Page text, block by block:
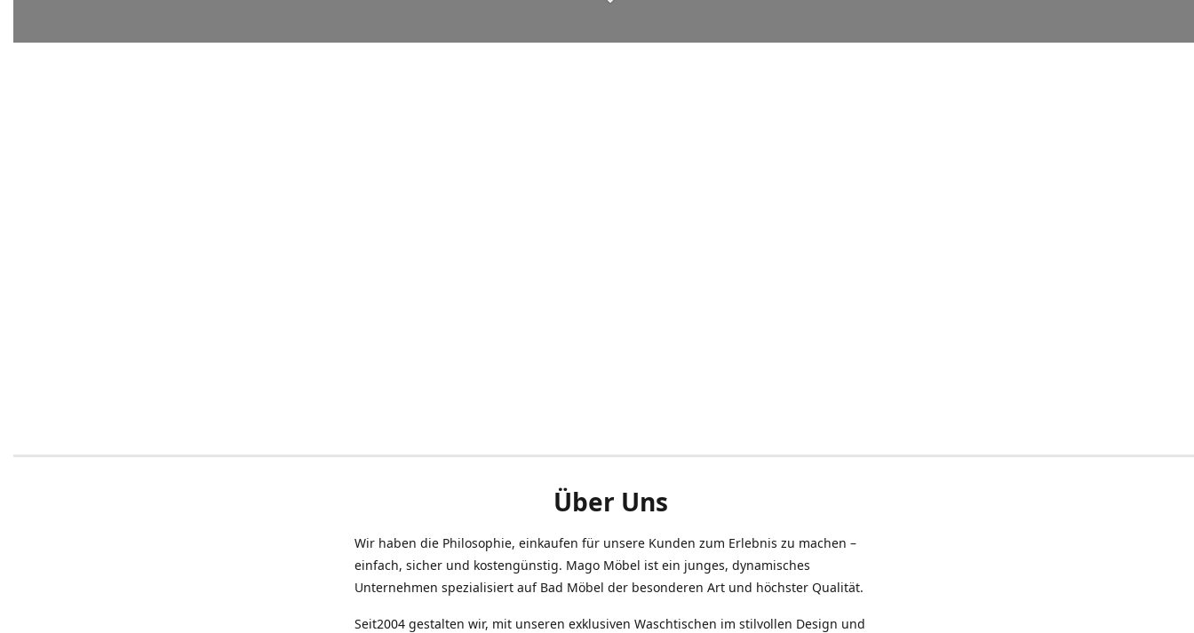
Über Uns
Wir haben die Philosophie, einkaufen für unsere Kunden zum Erlebnis zu machen –
einfach, sicher und kostengünstig. Mago Möbel ist ein junges, dynamisches
Unternehmen spezialisiert auf Bad Möbel der besonderen Art und höchster Qualität.
Seit2004 gestalten wir, mit unseren exklusiven Waschtischen im stilvollen Design und